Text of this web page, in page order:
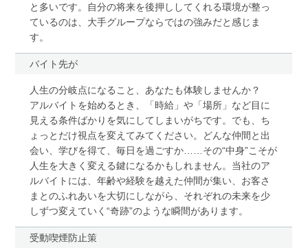
と多いです。自分の将来を後押ししてくれる環境が整っ
ているのは、大手グループならではの強みだと感じま
す。
バイト先が
人生の分岐点になること、あなたも体験しませんか？
アルバイトを始めるとき、「時給」や「場所」など目に
見える条件ばかりを気にしてしまいがちです。でも、ち
ょっとだけ視点を変えてみてください。どんな仲間と出
会い、学びを得て、毎日を過ごすか……その“中身”こそが
人生を大きく変える鍵になるかもしれません。当社のア
ルバイトには、年齢や経験を越えた仲間が集い、お客さ
まとのふれあいを大切にしながら、それぞれの未来を少
しずつ変えていく“奇跡”のような瞬間があります。
受動喫煙防止策